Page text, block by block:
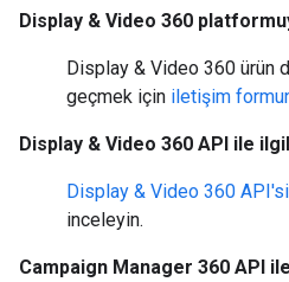
Display & Video 360
Display & Video 360
geçmek için iletişim
Display & Video 360 API ile
Display & Video 360
inceleyin.
Campaign Manager 360 API